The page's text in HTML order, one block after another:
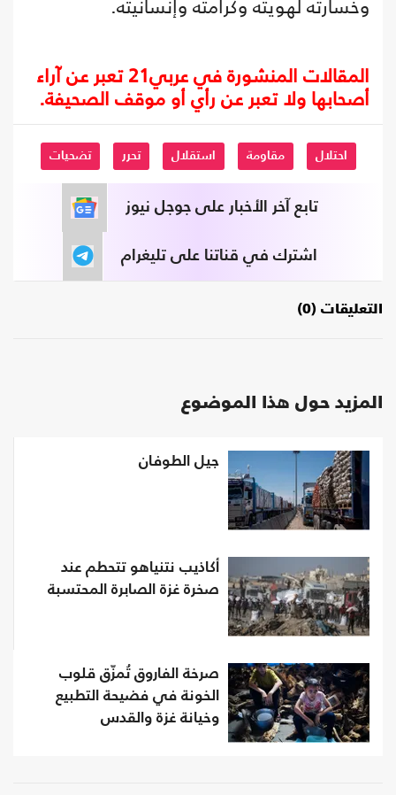
وخسارته لهويته وكرامته وإنسانيته.
المقالات المنشورة في عربي21 تعبر عن آراء
أصحابها ولا تعبر عن رأي أو موقف الصحيفة.
احتلال مقاومة استقلال تحرر تضحيات
تابع آخر الأخبار على جوجل نيوز
اشترك في قناتنا على تليغرام
التعليقات (0)
المزيد حول هذا الموضوع
جيل الطوفان‎
أكاذيب نتنياهو تتحطم عند
صخرة غزة الصابرة المحتسبة
صرخة الفاروق تُمزّق قلوب
الخونة في فضيحة التطبيع
وخيانة غزة والقدس